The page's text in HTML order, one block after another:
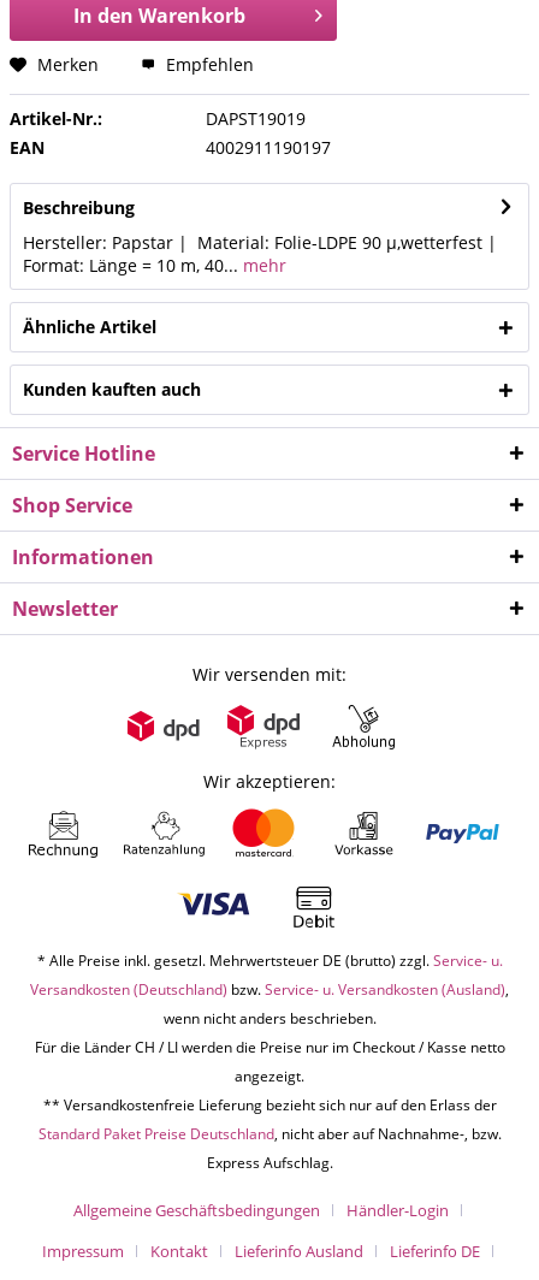
In den Warenkorb
Merken Empfehlen
Artikel-Nr.:
DAPST19019
EAN
4002911190197
Beschreibung
Hersteller: Papstar | Material: Folie-LDPE 90 µ,wetterfest |
Format: Länge = 10 m, 40... mehr
Ähnliche Artikel
Kunden kauften auch
Service Hotline
Shop Service
Informationen
Newsletter
Wir versenden mit:
Wir akzeptieren:
* Alle Preise inkl. gesetzl. Mehrwertsteuer DE (brutto) zzgl.Service- u.
Versandkosten (Deutschland) bzw.Service- u. Versandkosten (Ausland),
wenn nicht anders beschrieben.
Für die Länder CH / LI werden die Preise nur im Checkout / Kasse netto
angezeigt.
** Versandkostenfreie Lieferung bezieht sich nur auf den Erlass der
Standard Paket Preise Deutschland, nicht aber auf Nachnahme-, bzw.
Express Aufschlag.
Allgemeine Geschäftsbedingungen
Händler-Login
Impressum
Kontakt Lieferinfo Ausland Lieferinfo DE